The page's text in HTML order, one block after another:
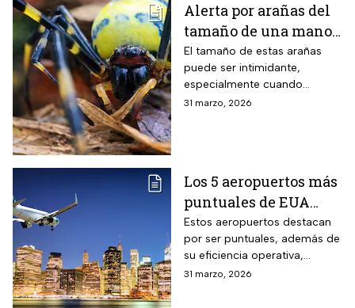
Alerta por arañas del
tamaño de una mano
que invaden EUA
El tamaño de estas arañas
puede ser intimidante,
especialmente cuando
aparecen cerca de viviendas,
31 marzo, 2026
Los 5 aeropuertos más
puntuales de EUA
para viajar en Semana
Santa
Estos aeropuertos destacan
por ser puntuales, además de
su eficiencia operativa,
gestión del flujo de pasajeros
31 marzo, 2026